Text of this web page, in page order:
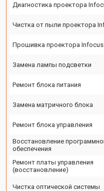
Диагностика проектора
Чистка от пыли проектора
Прошивка проектора Infocus
Замена лампы подсветки
Ремонт блока питания
Замена матричного блока
Ремонт блока управления
Восстановление
обеспечения
Ремонт платы управления
(восстановление)
Чистка оптической системы